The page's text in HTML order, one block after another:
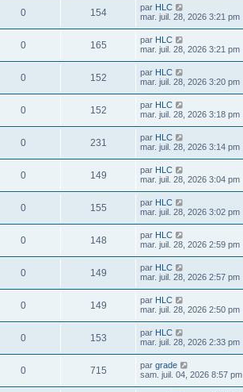
0 154 par HLC
mar. juil. 28, 2026 3:21 pm
0 165 par HLC
mar. juil. 28, 2026 3:21 pm
0 152 par HLC
mar. juil. 28, 2026 3:20 pm
0 152 par HLC
mar. juil. 28, 2026 3:18 pm
0 231 par HLC
mar. juil. 28, 2026 3:14 pm
0 149 par HLC
mar. juil. 28, 2026 3:04 pm
0 155 par HLC
mar. juil. 28, 2026 3:02 pm
0 148 par HLC
mar. juil. 28, 2026 2:59 pm
0 149 par HLC
mar. juil. 28, 2026 2:57 pm
0 149 par HLC
mar. juil. 28, 2026 2:50 pm
0 153 par HLC
mar. juil. 28, 2026 2:33 pm
0 715 par grade
sam. juil. 04, 2026 8:57 pm